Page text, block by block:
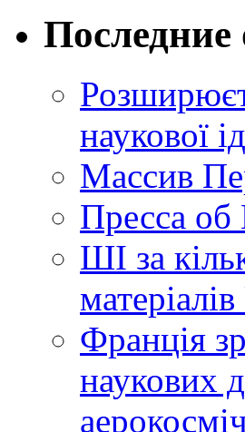
Последние
наукової
Массив
Пресса
ШІ за
Франція
наукових